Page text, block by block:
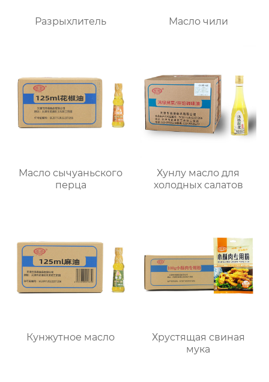
Разрыхлитель Масло чили
Масло сычуаньского
перца
Хунлу масло для
холодных салатов
Кунжутное масло
Хрустящая свиная
мука